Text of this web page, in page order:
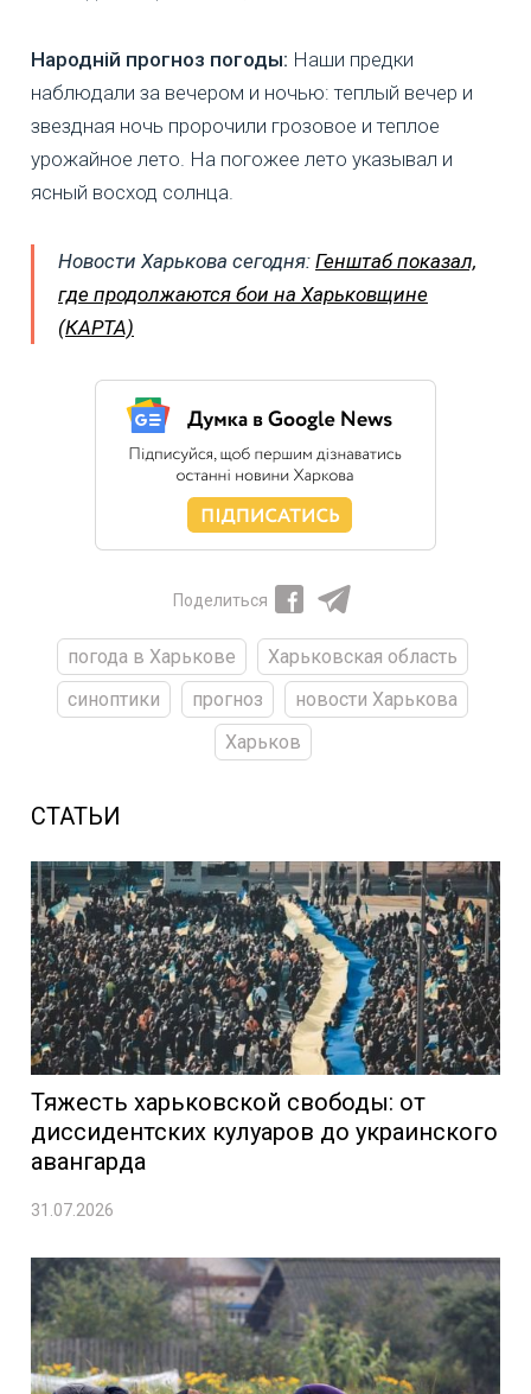
Народній прогноз погоды: Наши предки
наблюдали за вечером и ночью: теплый вечер и
звездная ночь пророчили грозовое и теплое
урожайное лето. На погожее лето указывал и
ясный восход солнца.
Новости Харькова сегодня: Генштаб показал,
где продолжаются бои на Харьковщине
(КАРТА)
Поделиться
погода в Харькове
Харьковская область
синоптики
прогноз
новости Харькова
Харьков
СТАТЬИ
Тяжесть харьковской свободы: от
диссидентских кулуаров до украинского
авангарда
31.07.2026